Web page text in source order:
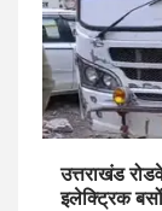
उत्तराखंड
इलेक्ट्रिक बसों